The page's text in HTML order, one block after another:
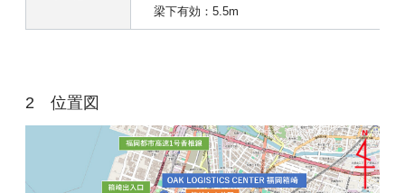
梁下有効：5.5m
位置図